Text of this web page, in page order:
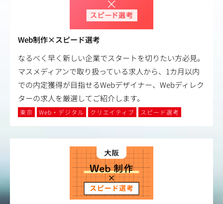
Web制作×スピード選考
なるべく早く新しい企業でスタートを切りたい方必見。
マスメディアンで取り扱っている求人から、1カ月以内
での内定獲得が目指せるWebデザイナー、Webディレク
ターの求人を厳選してご紹介します。
東京 Web・デジタル クリエイティブ スピード選考